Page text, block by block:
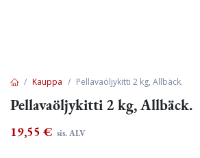
Kauppa Pellavaöljykitti 2 kg, Allbäck.
Pellavaöljykitti 2 kg, Allbäck.
19,55 € sis. ALV